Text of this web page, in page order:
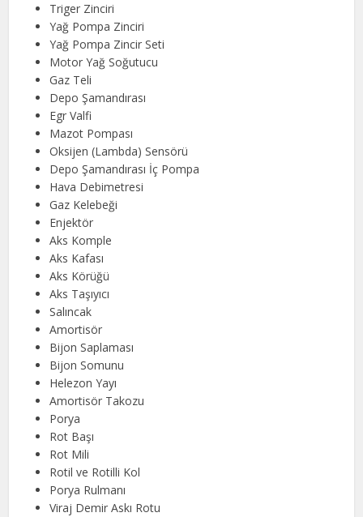
Triger Zinciri
Yağ Pompa Zinciri
Yağ Pompa Zincir Seti
Motor Yağ Soğutucu
Gaz Teli
Depo Şamandırası
Egr Valfi
Mazot Pompası
Oksijen (Lambda) Sensörü
Depo Şamandırası İç Pompa
Hava Debimetresi
Gaz Kelebeği
Enjektör
Aks Komple
Aks Kafası
Aks Körüğü
Aks Taşıyıcı
Salıncak
Amortisör
Bijon Saplaması
Bijon Somunu
Helezon Yayı
Amortisör Takozu
Porya
Rot Başı
Rot Mili
Rotil ve Rotilli Kol
Porya Rulmanı
Viraj Demir Askı Rotu